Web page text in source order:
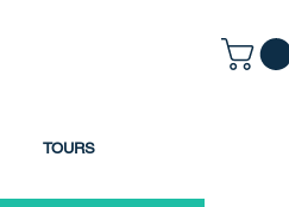
TOURS